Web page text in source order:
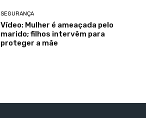
SEGURANÇA
Vídeo: Mulher é ameaçada pelo
marido; filhos intervêm para
proteger a mãe